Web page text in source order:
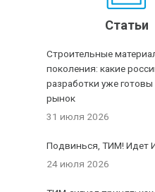
Статьи
Строительные
поколения: какие
разработки уже
рынок
31 июля 2026
Подвинься, ТИМ! Идет
24 июля 2026